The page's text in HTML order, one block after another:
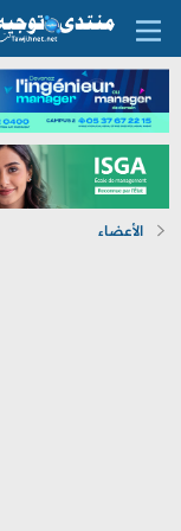
الأعضاء